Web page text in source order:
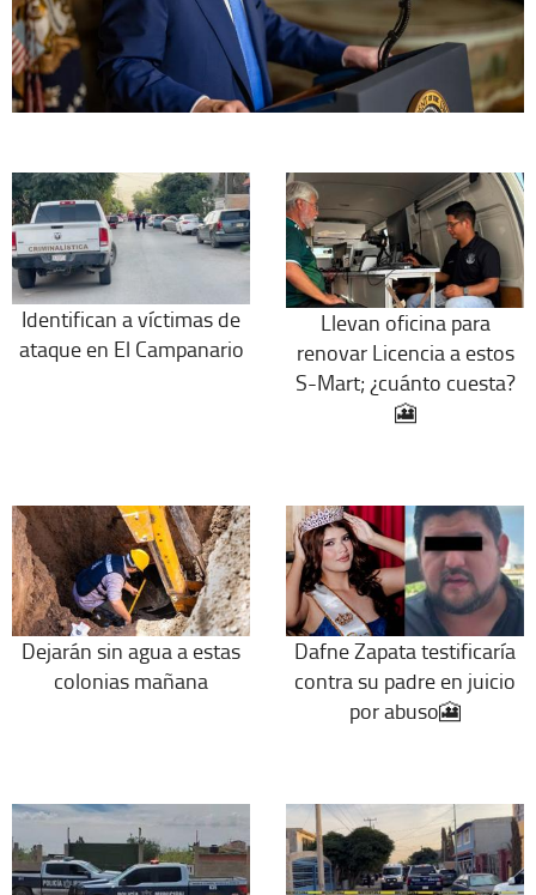
Identifican a víctimas de
ataque en El Campanario
Llevan oficina para
renovar Licencia a estos
S-Mart; ¿cuánto cuesta?
🎦
Dejarán sin agua a estas
colonias mañana
Dafne Zapata testificaría
contra su padre en juicio
por abuso🎦